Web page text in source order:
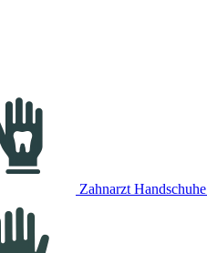
Zahnarzt Handschuhe